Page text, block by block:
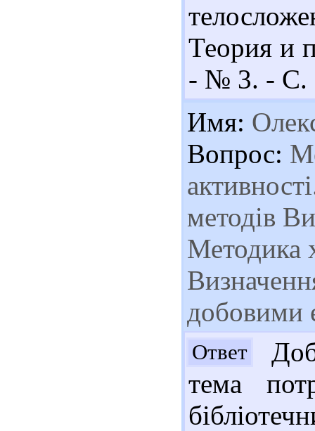
Теория и
- № 3. - С.
Имя:
Вопрос:
методів
Методика
добовими
Ответ
тема